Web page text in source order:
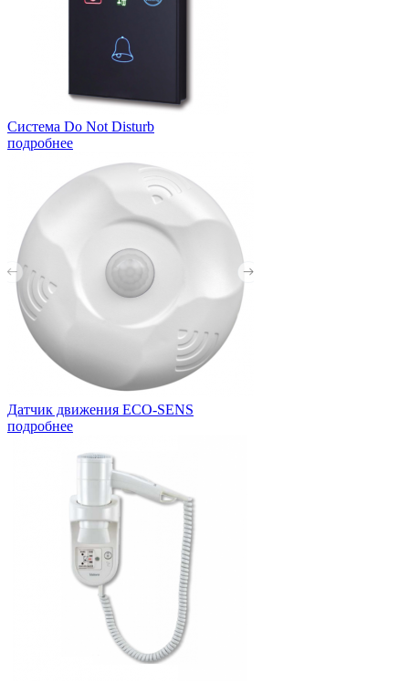
Система Do Not Disturb
подробнее
Датчик движения ECO-SENS
подробнее